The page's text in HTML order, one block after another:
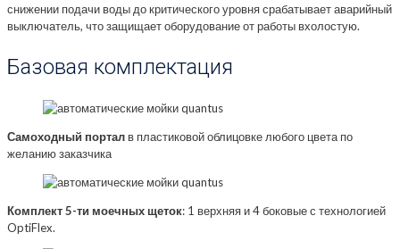
снижении подачи воды до критического уровня срабатывает аварийный
выключатель, что защищает оборудование от работы вхолостую.
Базовая комплектация
Самоходный портал в пластиковой облицовке любого цвета по
желанию заказчика
Комплект 5-ти моечных щеток: 1 верхняя и 4 боковые с технологией
OptiFlex.